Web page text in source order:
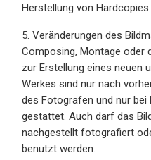
Herstellung von
5. Veränderungen des
Composing, Montage oder
zur Erstellung eines neuen
Werkes sind nur nach
des Fotografen und nur bei
gestattet. Auch darf das
nachgestellt fotografiert
benutzt werden.